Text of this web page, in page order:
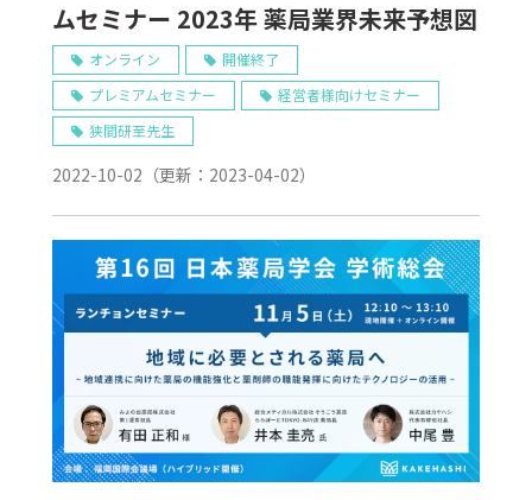
ムセミナー 2023年 薬局業界未来予想図
オンライン
開催終了
プレミアムセミナー
経営者様向けセミナー
狭間研至先生
2022-10-02 （更新： 2023-04-02）